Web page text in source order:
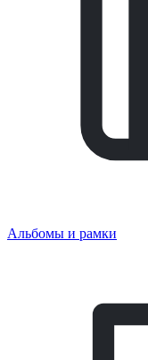
Альбомы и рамки